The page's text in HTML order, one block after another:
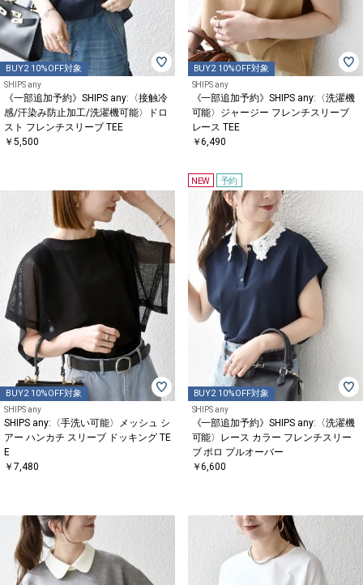
BUY2 10%OFF対象
SHIPS any
《一部追加予約》SHIPS any:〈接触冷
感/汗染み防止加工/洗濯機可能〉ドロ
スト フレンチスリーブ TEE
￥5,500
BUY2 10%OFF対象
SHIPS any
《一部追加予約》SHIPS any:〈洗濯機
可能〉ジャージー フレンチスリーブ
レース TEE
￥6,490
BUY2 10%OFF対象
SHIPS any
SHIPS any:〈手洗い可能〉メッシュ シ
アー ハンカチ スリーブ ドッキング TE
E
￥7,480
NEW 予約
BUY2 10%OFF対象
SHIPS any
《一部追加予約》SHIPS any:〈洗濯機
可能〉レース カラー フレンチスリー
ブ ポロ プルオーバー
￥6,600